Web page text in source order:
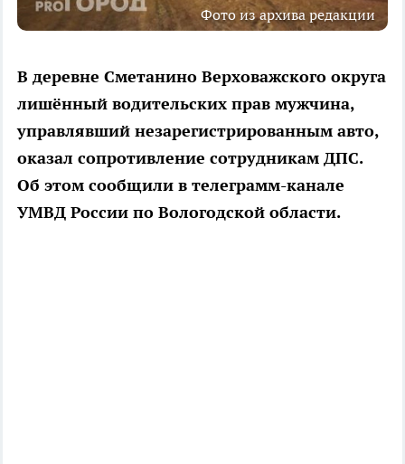
Фото из архива редакции
В деревне Сметанино Верховажского округа
лишённый водительских прав мужчина,
управлявший незарегистрированным авто,
оказал сопротивление сотрудникам ДПС.
Об этом сообщили в телеграмм-канале
УМВД России по Вологодской области.